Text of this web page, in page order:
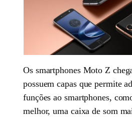
Os smartphones Moto Z
possuem capas que permite
funções ao smartphones,
melhor, uma caixa de som